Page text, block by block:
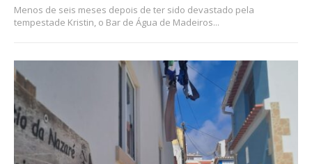
Menos de seis meses depois de ter sido devastado pela
tempestade Kristin, o Bar de Água de Madeiros...